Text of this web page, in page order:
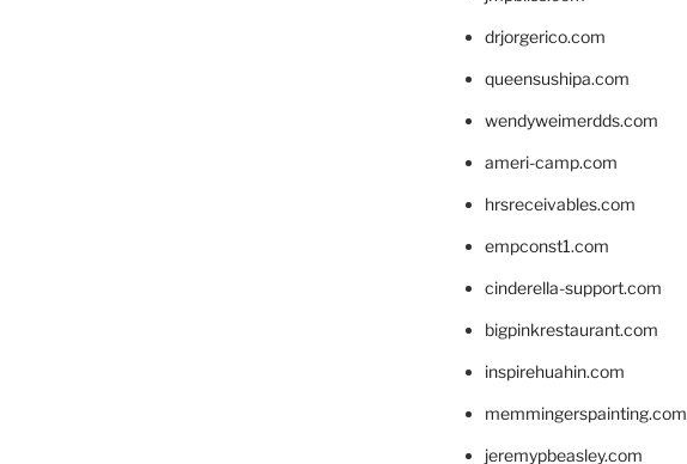
drjorgerico.com
queensushipa.com
wendyweimerdds.com
ameri-camp.com
hrsreceivables.com
empconst1.com
cinderella-support.com
bigpinkrestaurant.com
inspirehuahin.com
memmingerspainting.com
jeremypbeasley.com